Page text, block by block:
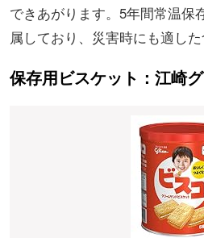
できあがります。5年間常温保
属しており、災害時にも適した
保存用ビスケット：江崎